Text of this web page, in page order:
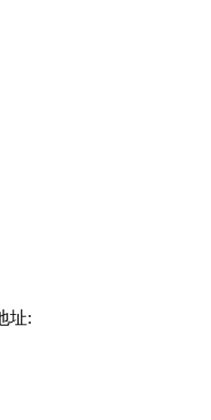
址: